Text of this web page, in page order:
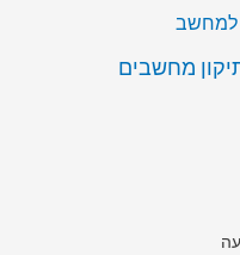
למחשב
מחשבים